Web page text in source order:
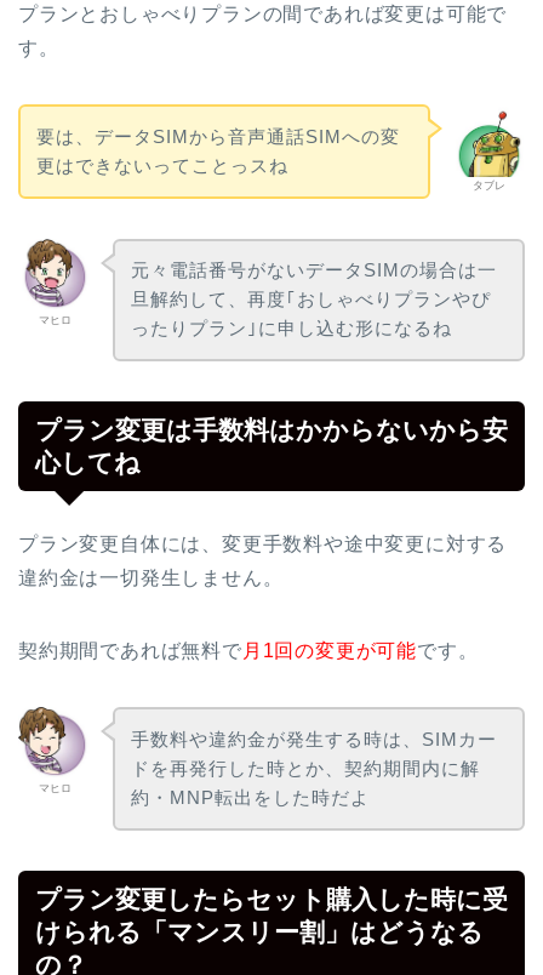
プランとおしゃべりプランの間であれば変更は可能で
す。
タブレ
要は、データSIMから音声通話SIMへの変
更はできないってことっスね
マヒロ
元々電話番号がないデータSIMの場合は一
旦解約して、再度｢おしゃべりプランやぴ
ったりプラン｣に申し込む形になるね
プラン変更は手数料はかからないから安
心してね
プラン変更自体には、変更手数料や途中変更に対する
違約金は一切発生しません。
契約期間であれば無料で 月1回の変更が可能です。
マヒロ
手数料や違約金が発生する時は、SIMカー
ドを再発行した時とか、契約期間内に解
約・MNP転出をした時だよ
プラン変更したらセット購入した時に受
けられる「マンスリー割」はどうなる
の？